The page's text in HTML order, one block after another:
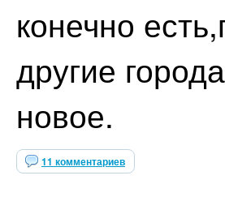
конечно
другие
новое.
11 комментариев